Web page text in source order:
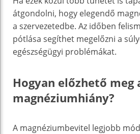
átgondolni, hogy elegendő
a szervezetedbe. Az időben
pótlása segíthet megelőzni a
egészségügyi problémákat.
Hogyan előzhető meg
magnéziumhiány?
A magnéziumbevitel legjobb